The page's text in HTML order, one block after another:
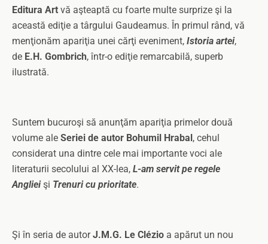
Editura Art vă aşteaptă cu foarte multe surprize şi la
această ediţie a târgului Gaudeamus. În primul rând, vă
menţionăm apariţia unei cărţi eveniment, Istoria artei,
de E.H. Gombrich, într-o ediţie remarcabilă, superb
ilustrată.
Suntem bucuroşi să anunţăm apariţia primelor două
volume ale Seriei de autor Bohumil Hrabal, cehul
considerat una dintre cele mai importante voci ale
literaturii secolului al XX-lea, L-am servit pe regele
Anglieişi Trenuri cu prioritate.
Şi în seria de autorJ.M.G. Le Clézio a apărut un nou